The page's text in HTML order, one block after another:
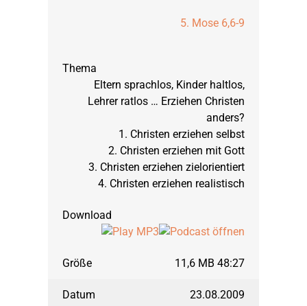
5. Mose 6,6-9
Eltern sprachlos, Kinder haltlos,
Lehrer ratlos … Erziehen Christen
anders?
1. Christen erziehen selbst
2. Christen erziehen mit Gott
3. Christen erziehen zielorientiert
4. Christen erziehen realistisch
11,6 MB 48:27
23.08.2009